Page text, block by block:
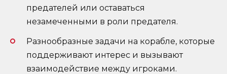
предателей или оставаться
незамеченными в роли предателя.
Разнообразные задачи на корабле, которые
поддерживают интерес и вызывают
взаимодействие между игроками.